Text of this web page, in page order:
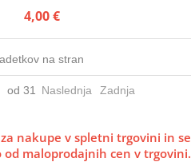
4,00 €
na stran
od 31 Naslednja Zadnja
nakupe v spletni trgovini in se
maloprodajnih cen v trgovini.